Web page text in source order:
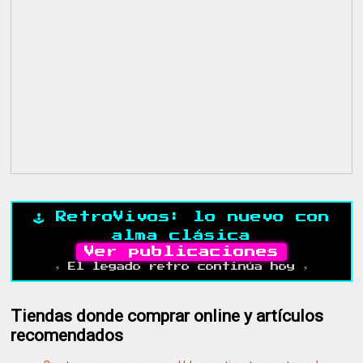
🕹️ RetroVivos: lo nuevo con
alma clásica
Ver publicaciones
⚡ El legado retro continúa hoy ⚡
Tiendas donde comprar online y artículos
recomendados